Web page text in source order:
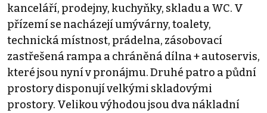
kanceláří, prodejny, kuchyňky, skladu a WC. V
přízemí se nacházejí umývárny, toalety,
technická místnost, prádelna, zásobovací
zastřešená rampa a chráněná dílna + autoservis,
které jsou nyní v pronájmu. Druhé patro a půdní
prostory disponují velkými skladovými
prostory. Velikou výhodou jsou dva nákladní